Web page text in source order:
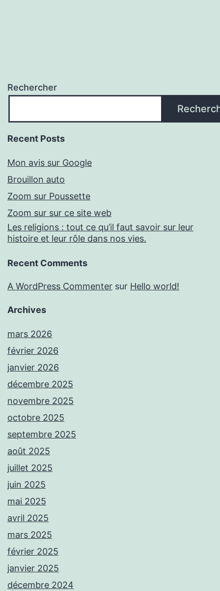
Rechercher
Recent Posts
Mon avis sur Google
Brouillon auto
Zoom sur Poussette
Zoom sur sur ce site web
Les religions : tout ce qu’il faut savoir sur leur
histoire et leur rôle dans nos vies.
Recent Comments
A WordPress Commenter sur Hello world!
Archives
mars 2026
février 2026
janvier 2026
décembre 2025
novembre 2025
octobre 2025
septembre 2025
août 2025
juillet 2025
juin 2025
mai 2025
avril 2025
mars 2025
février 2025
janvier 2025
décembre 2024